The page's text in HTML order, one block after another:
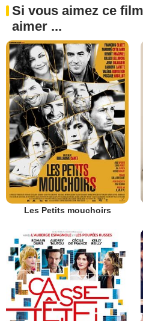
Si vous aimez ce
aimer ...
Les Petits mouchoirs